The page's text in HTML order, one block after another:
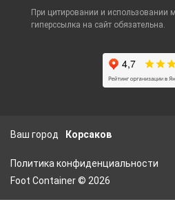
При цитировании и использовании
гиперссылка на сайт обязательна.
Ваш город Корсаков
Политика конфиденциальности
Foot Container © 2026